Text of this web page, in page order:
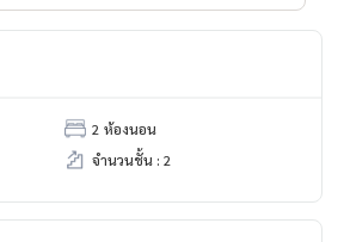
2 ห้องนอน
จำนวนชั้น : 2